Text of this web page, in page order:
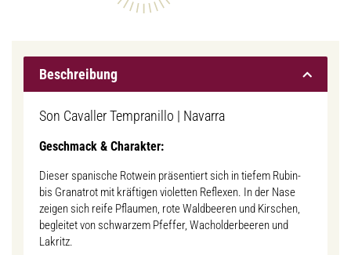
Beschreibung
Son Cavaller Tempranillo | Navarra
Geschmack & Charakter:
Dieser spanische Rotwein präsentiert sich in tiefem Rubin-
bis Granatrot mit kräftigen violetten Reflexen. In der Nase
zeigen sich reife Pflaumen, rote Waldbeeren und Kirschen,
begleitet von schwarzem Pfeffer, Wacholderbeeren und
Lakritz.